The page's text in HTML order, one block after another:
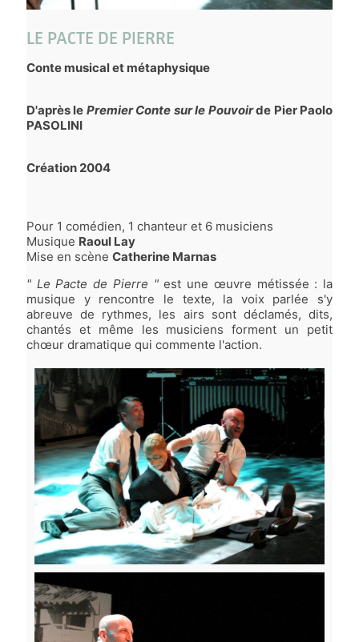
LE PACTE DE PIERRE
Conte musical et métaphysique
D'après le Premier Conte sur le Pouvoirde Pier Paolo
PASOLINI
Création 2004
Pour 1 comédien, 1 chanteur et 6 musiciens
Musique Raoul Lay
Mise en scène Catherine Marnas
" Le Pacte de Pierre "est une œuvre métissée : la
musique y rencontre le texte, la voix parlée s'y
abreuve de rythmes, les airs sont déclamés, dits,
chantés et même les musiciens forment un petit
chœur dramatique qui commente l'action.